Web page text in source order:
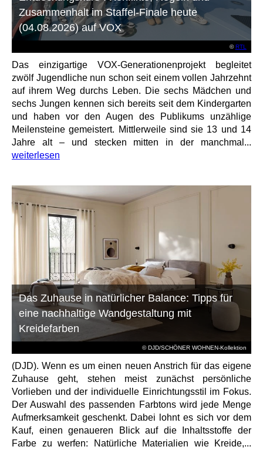
©RTL
Zusammenhalt im Staffel-Finale heute
(04.08.2026) auf VOX
Das einzigartige VOX-Generationenprojekt begleitet
zwölf Jugendliche nun schon seit einem vollen Jahrzehnt
auf ihrem Weg durchs Leben. Die sechs Mädchen und
sechs Jungen kennen sich bereits seit dem Kindergarten
und haben vor den Augen des Publikums unzählige
Meilensteine gemeistert. Mittlerweile sind sie 13 und 14
Jahre alt – und stecken mitten in der manchmal...
weiterlesen
© DJD/SCHÖNER WOHNEN-Kollektion
Das Zuhause in natürlicher Balance: Tipps für
eine nachhaltige Wandgestaltung mit
Kreidefarben
(DJD). Wenn es um einen neuen Anstrich für das eigene
Zuhause geht, stehen meist zunächst persönliche
Vorlieben und der individuelle Einrichtungsstil im Fokus.
Der Auswahl des passenden Farbtons wird jede Menge
Aufmerksamkeit geschenkt. Dabei lohnt es sich vor dem
Kauf, einen genaueren Blick auf die Inhaltsstoffe der
Farbe zu werfen: Natürliche Materialien wie Kreide,...